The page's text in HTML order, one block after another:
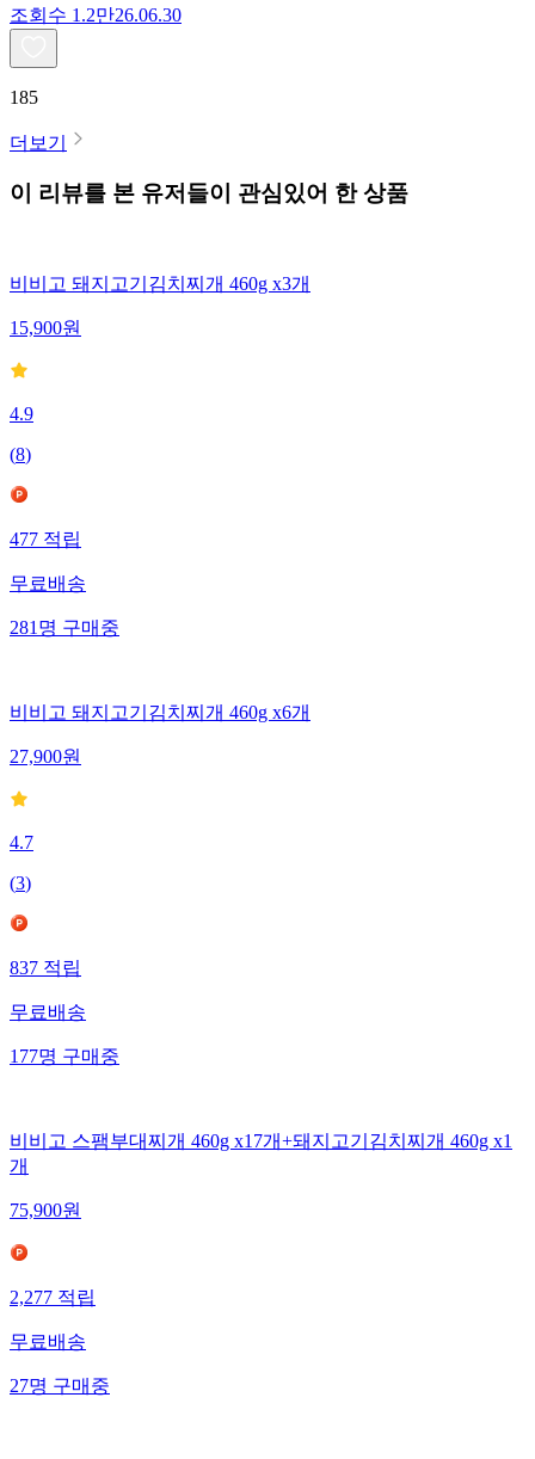
조회수 1.2만26.06.30
185
더보기
이 리뷰를 본 유저들이 관심있어 한 상품
비비고 돼지고기김치찌개 460g x3개
15,900원
4.9
(8)
477 적립
무료배송
281 명 구매중
비비고 돼지고기김치찌개 460g x6개
27,900원
4.7
(3)
837 적립
무료배송
177명 구매중
비비고 스팸부대찌개 460g x17개+돼지고기김치찌개 460g x1
개
75,900원
2,277 적립
무료배송
27명 구매중